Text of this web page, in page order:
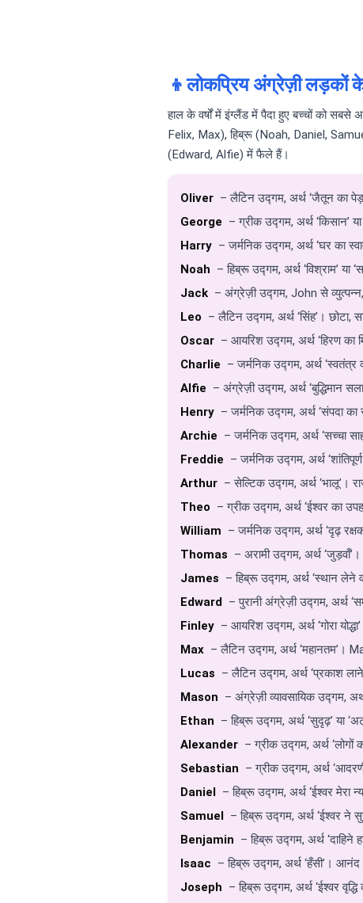
👦लोकप्रिय अंग्रेज़ी लड़कों
हाल के वर्षों में इंग्लैंड में पैदा हुए बच्चों को
Felix, Max), हिब्रू (Noah, Daniel,
(Edward, Alfie) में फैले हैं।
Oliver – लैटिन उद्गम, अर्थ ‘जैतून का
George – ग्रीक उद्गम, अर्थ ‘किसान’
Harry – जर्मनिक उद्गम, अर्थ ‘घर का
Noah – हिब्रू उद्गम, अर्थ ‘विश्राम’ या
Jack – अंग्रेज़ी उद्गम, John से
Leo – लैटिन उद्गम, अर्थ ‘सिंह’।
Oscar – आयरिश उद्गम, अर्थ ‘हिरण का
Charlie – जर्मनिक उद्गम, अर्थ
Alfie – अंग्रेज़ी उद्गम, अर्थ ‘बुद्धिमान
Henry – जर्मनिक उद्गम, अर्थ ‘संपदा का
Archie – जर्मनिक उद्गम, अर्थ ‘सच्चा
Freddie – जर्मनिक उद्गम, अर्थ
Arthur – सेल्टिक उद्गम, अर्थ ‘भालू’।
Theo – ग्रीक उद्गम, अर्थ ‘ईश्वर का
William – जर्मनिक उद्गम, अर्थ ‘दृढ़
Thomas – अरामी उद्गम, अर्थ
James – हिब्रू उद्गम, अर्थ ‘स्थान लेने
Edward – पुरानी अंग्रेज़ी उद्गम, अर्थ
Finley – आयरिश उद्गम, अर्थ ‘गोरा
Max – लैटिन उद्गम, अर्थ ‘महानतम’।
Lucas – लैटिन उद्गम, अर्थ ‘प्रकाश लाने
Mason – अंग्रेज़ी व्यावसायिक उद्गम,
Ethan – हिब्रू उद्गम, अर्थ ‘सुदृढ़’ या
Alexander – ग्रीक उद्गम, अर्थ ‘लोगों
Sebastian – ग्रीक उद्गम, अर्थ
Daniel – हिब्रू उद्गम, अर्थ ‘ईश्वर मेरा
Samuel – हिब्रू उद्गम, अर्थ ‘ईश्वर ने
Benjamin – हिब्रू उद्गम, अर्थ ‘दाहिने
Isaac – हिब्रू उद्गम, अर्थ ‘हँसी’। आनंद
Joseph – हिब्रू उद्गम, अर्थ ‘ईश्वर